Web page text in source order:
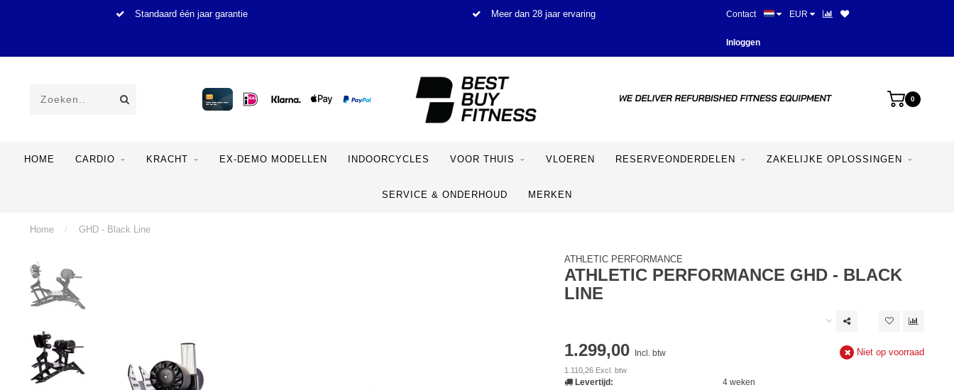
Standaard één jaar garantie Meer dan 28 jaar ervaring Beste prijzen en mooiste
Contact EUR
Inloggen
0
HOME CARDIO KRACHT EX-DEMO MODELLEN INDOORCYCLES VOOR THUIS VLOEREN RESERVEONDERDELEN ZAKELIJKE OPLOSSINGEN
SERVICE & ONDERHOUD MERKEN
Home / GHD - Black Line
ATHLETIC PERFORMANCE
ATHLETIC PERFORMANCE GHD - BLACK
LINE
1.299,00 Incl. btw
1.110,26 Excl. btw
Niet op voorraad
Levertijd: 4 weken